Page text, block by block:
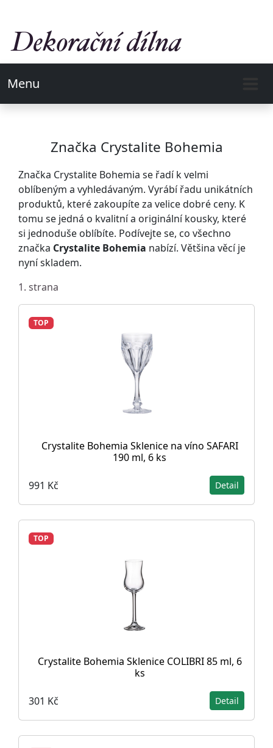
Menu
Značka Crystalite Bohemia
Značka Crystalite Bohemia se řadí k velmi
oblíbeným a vyhledávaným. Vyrábí řadu unikátních
produktů, které zakoupíte za velice dobré ceny. K
tomu se jedná o kvalitní a originální kousky, které
si jednoduše oblíbíte. Podívejte se, co všechno
značka Crystalite Bohemia nabízí. Většina věcí je
nyní skladem.
1. strana
TOP
Crystalite Bohemia Sklenice na víno SAFARI
190 ml, 6 ks
991 Kč Detail
TOP
Crystalite Bohemia Sklenice COLIBRI 85 ml, 6
ks
301 Kč Detail